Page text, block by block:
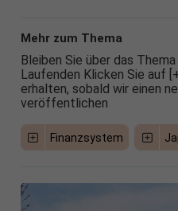
Mehr zum Thema
Bleiben Sie über das
Laufenden Klicken Sie auf
erhalten, sobald wir einen
veröffentlichen
Finanzsystem